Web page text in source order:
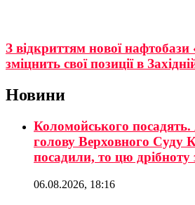
З відкриттям нової
зміцнить свої позиції в
Новини
Коломойського
голову Верховного Суду
посадили, то цю дрібноту
06.08.2026, 18:16